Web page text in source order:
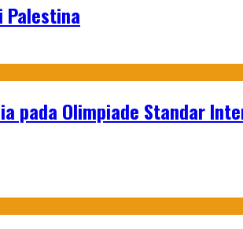
Palestina
pada Olimpiade Standar